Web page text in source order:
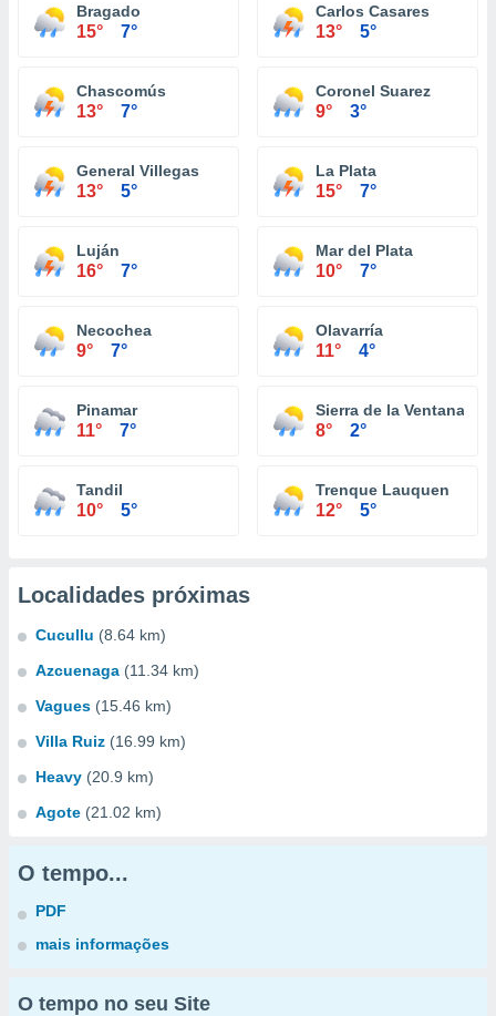
Bragado
15° 7°
Carlos Casares
13° 5°
Chascomús
13° 7°
Coronel Suarez
9° 3°
General Villegas
13° 5°
La Plata
15° 7°
Luján
16° 7°
Mar del Plata
10° 7°
Necochea
9° 7°
Olavarría
11° 4°
Pinamar
11° 7°
Sierra de la Ventana
8° 2°
Tandil
10° 5°
Trenque Lauquen
12° 5°
Localidades próximas
Cucullu (8.64 km)
Azcuenaga (11.34 km)
Vagues (15.46 km)
Villa Ruiz (16.99 km)
Heavy (20.9 km)
Agote (21.02 km)
O tempo...
PDF
mais informações
O tempo no seu Site